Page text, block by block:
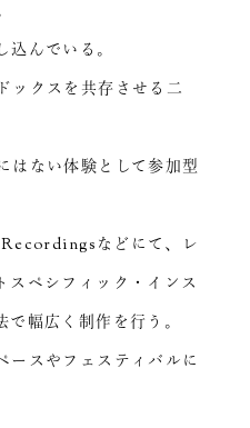
んでいる。
ックスを共存させる二
はない体験として参加型
などにて、レ
スペシフィック・インス
幅広く制作を行う。
ースやフェスティバルに